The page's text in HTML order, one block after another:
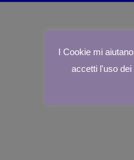
I Cookie mi
accetti l'uso dei